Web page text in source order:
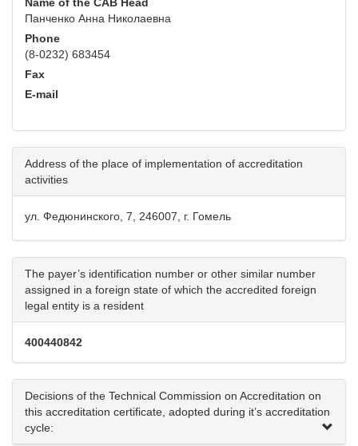
Панченко Анна Николаевна
Phone
(8-0232) 683454
Fax
E-mail
Address of the place of implementation of accreditation
activities
ул. Федюнинского, 7, 246007, г. Гомель
The payer’s identification number or other similar number
assigned in a foreign state of which the accredited foreign
legal entity is a resident
400440842
Decisions of the Technical Commission on Accreditation on
this accreditation certificate, adopted during it’s accreditation
cycle: